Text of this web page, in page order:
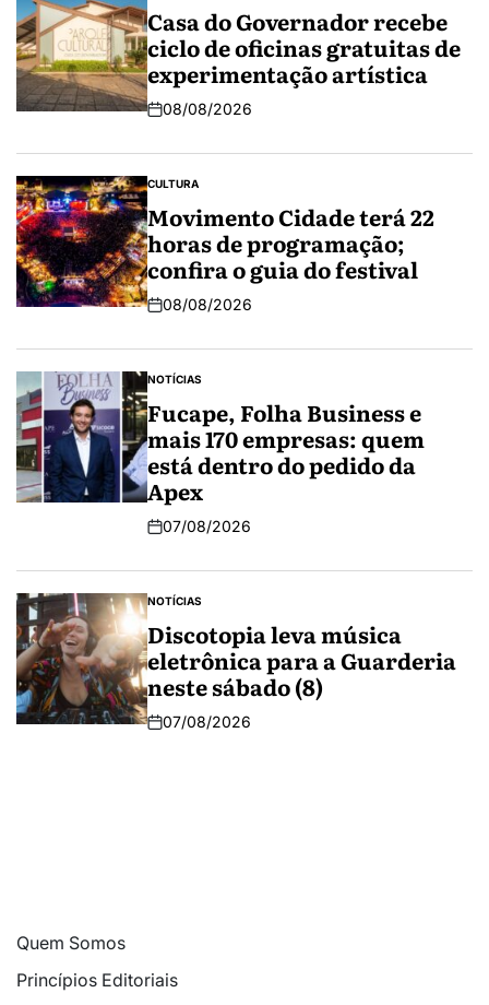
Casa do Governador recebe
ciclo de oficinas gratuitas de
experimentação artística
08/08/2026
CULTURA
Movimento Cidade terá 22
horas de programação;
confira o guia do festival
08/08/2026
NOTÍCIAS
Fucape, Folha Business e
mais 170 empresas: quem
está dentro do pedido da
Apex
07/08/2026
NOTÍCIAS
Discotopia leva música
eletrônica para a Guarderia
neste sábado (8)
07/08/2026
Quem Somos
Princípios Editoriais